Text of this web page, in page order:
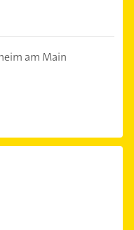
am Main